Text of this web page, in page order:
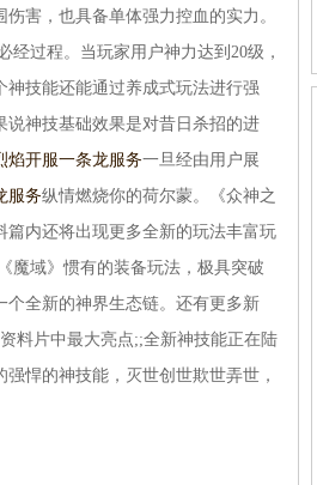
害，也具备单体强力控血的实力。
过程。当玩家用户神力达到20级，
技能还能通过养成式玩法进行强
神技基础效果是对昔日杀招的进
焰开服一条龙服务一旦经由用户展
服务纵情燃烧你的荷尔蒙。《众神之
内还将出现更多全新的玩法丰富玩
魔域》惯有的装备玩法，极具突破
全新的神界生态链。还有更多新
料片中最大亮点;;全新神技能正在陆
悍的神技能，灭世创世欺世弄世，